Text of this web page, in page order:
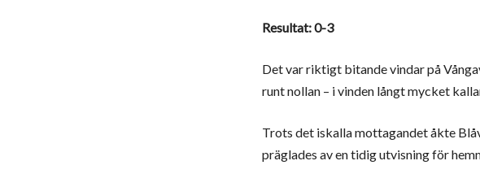
Resultat: 0-3
Det var riktigt bitande vindar på
runt nollan – i vinden långt mycket
Trots det iskalla mottagandet åkte
präglades av en tidig utvisning för